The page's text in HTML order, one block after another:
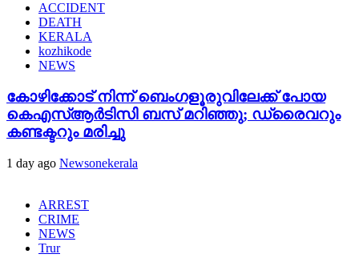
ACCIDENT
DEATH
KERALA
kozhikode
NEWS
കോഴിക്കോട് നിന്ന് ബെംഗളൂരുവിലേക്ക് പോയ
കെഎസ്ആർടിസി ബസ് മറിഞ്ഞു; ഡ്രൈവറും
കണ്ടക്ടറും മരിച്ചു
1 day ago Newsonekerala
ARREST
CRIME
NEWS
Trur